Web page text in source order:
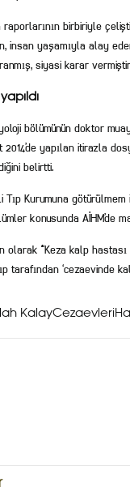
raporlarının birbiriyle
insan yaşamıyla alay
siyasi karar
bölümünün doktor
yapılan itirazla
belirtti.
Tıp Kurumuna
konusunda AİHM’de
olarak “Keza kalp
tarafından ‘cezaevinde